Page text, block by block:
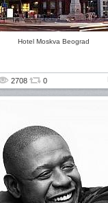
Hotel Moskva Beograd
2708 0